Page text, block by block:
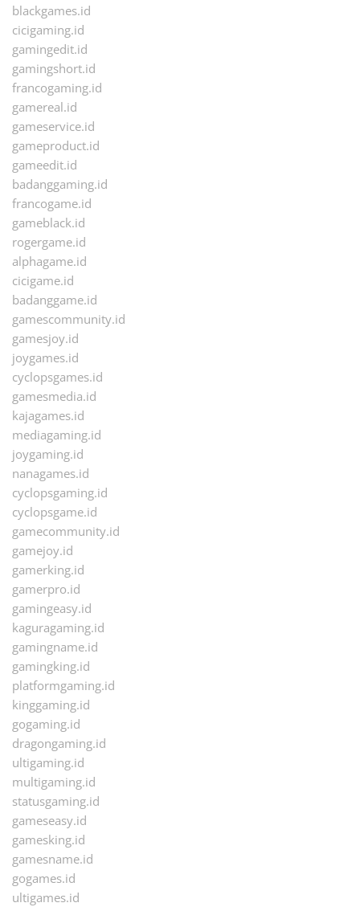
blackgames.id
cicigaming.id
gamingedit.id
gamingshort.id
francogaming.id
gamereal.id
gameservice.id
gameproduct.id
gameedit.id
badanggaming.id
francogame.id
gameblack.id
rogergame.id
alphagame.id
cicigame.id
badanggame.id
gamescommunity.id
gamesjoy.id
joygames.id
cyclopsgames.id
gamesmedia.id
kajagames.id
mediagaming.id
joygaming.id
nanagames.id
cyclopsgaming.id
cyclopsgame.id
gamecommunity.id
gamejoy.id
gamerking.id
gamerpro.id
gamingeasy.id
kaguragaming.id
gamingname.id
gamingking.id
platformgaming.id
kinggaming.id
gogaming.id
dragongaming.id
ultigaming.id
multigaming.id
statusgaming.id
gameseasy.id
gamesking.id
gamesname.id
gogames.id
ultigames.id